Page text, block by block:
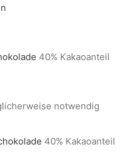
40% Kakaoanteil
notwendig
40% Kakaoanteil